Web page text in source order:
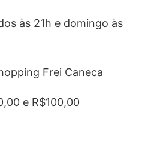
às 21h e domingo às
Frei Caneca
e R$100,00